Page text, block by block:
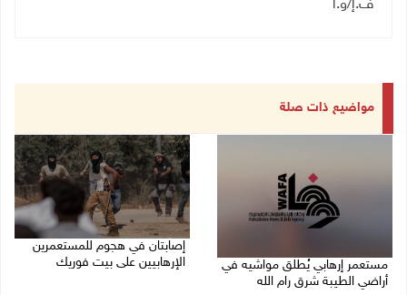
ف.إ/و.أ
مواضيع ذات صلة
مستعمر إرهابي يُطلق مواشيه في
أراضي الطيبة شرق رام الله
إصابتان في هجوم للمستعمرين
الإرهابيين على بيت فوريك